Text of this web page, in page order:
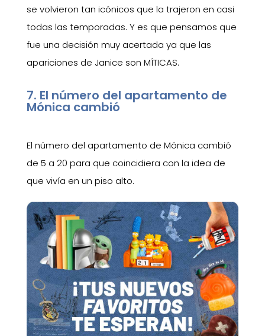
se volvieron tan icónicos que la trajeron en casi
todas las temporadas. Y es que pensamos que
fue una decisión muy acertada ya que las
apariciones de Janice son MÍTICAS.
7. El número del apartamento de
Mónica cambió
El número del apartamento de Mónica cambió
de 5 a 20 para que coincidiera con la idea de
que vivía en un piso alto.